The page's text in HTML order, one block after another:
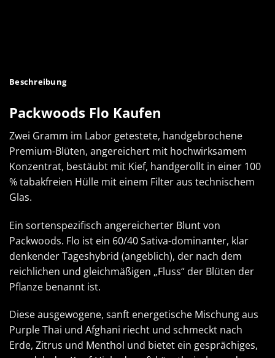
Beschreibung
Packwoods Flo Kaufen
Zwei Gramm im Labor getestete, handgebrochene
Premium-Blüten, angereichert mit hochwirksamem
Konzentrat, bestäubt mit Kief, handgerollt in einer 100
% tabakfreien Hülle mit einem Filter aus technischem
Glas.
Ein sortenspezifisch angereicherter Blunt von
Packwoods. Flo ist ein 60/40 Sativa-dominanter, klar
denkender Tageshybrid (angeblich), der nach dem
reichlichen und gleichmäßigen „Fluss“ der Blüten der
Pflanze benannt ist.
Diese ausgewogene, sanft energetische Mischung aus
Purple Thai und Afghani riecht und schmeckt nach
Erde, Zitrus und Menthol und bietet ein gesprächiges,